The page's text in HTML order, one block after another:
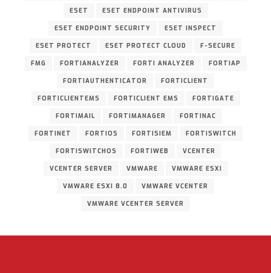
ESET ESET ENDPOINT ANTIVIRUS
ESET ENDPOINT SECURITY ESET INSPECT
ESET PROTECT ESET PROTECT CLOUD F-SECURE
FMG FORTIANALYZER FORTI ANALYZER FORTIAP
FORTIAUTHENTICATOR FORTICLIENT
FORTICLIENTEMS FORTICLIENT EMS FORTIGATE
FORTIMAIL FORTIMANAGER FORTINAC
FORTINET FORTIOS FORTISIEM FORTISWITCH
FORTISWITCHOS FORTIWEB VCENTER
VCENTER SERVER VMWARE VMWARE ESXI
VMWARE ESXI 8.0 VMWARE VCENTER
VMWARE VCENTER SERVER